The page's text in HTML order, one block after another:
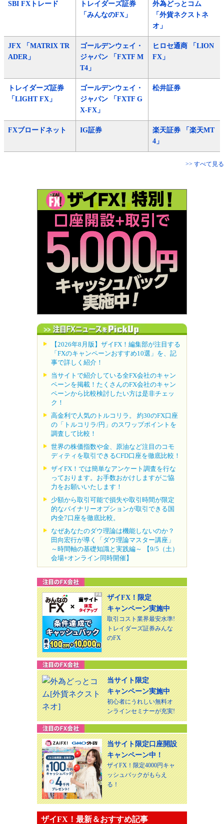
SBI FXトレード
トレイダーズ証券
「みんなのFX」
外為どっとコム
「外貨ネクストネ
オ」
JFX 「MATRIX TR
ADER」
ゴールデンウェイ・
ジャパン 「FXTF M
T4」
ヒロセ通商 「LION
FX」
トレイダーズ証券
「LIGHT FX」
ゴールデンウェイ・
ジャパン 「FXTF G
X-FX」
松井証券
FXブロードネット IG証券
楽天証券 「楽天MT
4」
>> すべて見る
【2026年8月版】ザイFX！編集部が注目する
「FXのキャンペーンおすすめ10選」を、記
事で詳しく紹介！
当サイトで紹介している全FX会社のキャン
ペーンを掲載！たくさんのFX会社のキャン
ペーンから比較検討したい方は是非チェッ
ク！
高金利で人気のトルコリラ。 約30のFX口座
の「トルコリラ/円」のスワップポイントを
調査して比較！
世界の株価指数や金、原油など注目のコモ
ディティを取引できるCFD口座を徹底比較！
ザイFX！では簡単なアンケート調査を行な
っております。お手数おかけしますがご協
力をお願いいたします！
少額から取引可能で損失や取引時間が限定
的なバイナリーオプションが取引できる国
内全7口座を徹底比較。
なぜあなたのダウ理論は機能しないのか？
田向宏行が導く「ダウ理論マスター講座」
～時間軸の基礎知識と実践編～ 【9/5（土）
会場+オンライン同時開催】
ザイFX！限定
キャンペーン実施中
取引コスト業界最安水準!
トレイダーズ証券みんな
のFX
当サイト限定
キャンペーン実施中
初心者にうれしい無料オ
ンラインセミナーが充実!
当サイト限定口座開設
キャンペーン中！
ザイFX！限定4000円キャ
ッシュバックがもらえ
る！
ザイFX！最新＆おすすめ記事